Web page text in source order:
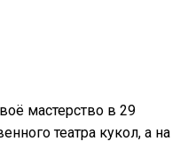
мастерство в 29
театра кукол, а на